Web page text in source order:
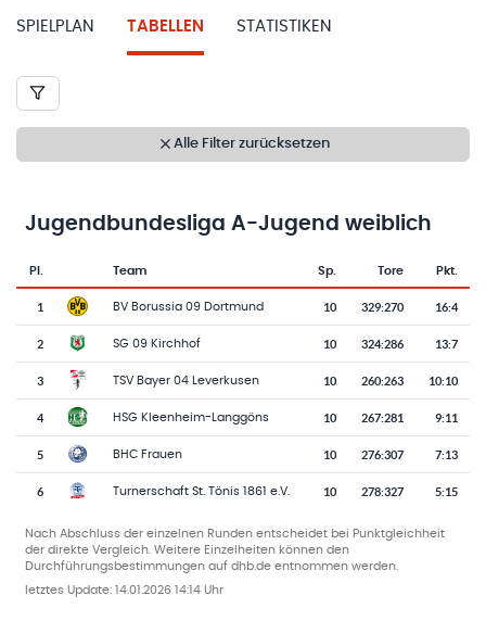
SPIELPLAN TABELLEN STATISTIKEN
Alle Filter zurücksetzen
Jugendbundesliga A-Jugend weiblich
Tabelle mit Vereinsplatzierungen, Spielen, Toren und Punkten
Pl.
Team-Logo
Team Sp. Tore Pkt.
1 BV Borussia 09 Dortmund 10 329:270 16:4
2 SG 09 Kirchhof 10 324:286 13:7
3 TSV Bayer 04 Leverkusen 10 260:263 10:10
4 HSG Kleenheim-Langgöns 10 267:281 9:11
5 BHC Frauen 10 276:307 7:13
6 Turnerschaft St. Tönis 1861 e.V. 10 278:327 5:15
Nach Abschluss der einzelnen Runden entscheidet bei Punktgleichheit
der direkte Vergleich. Weitere Einzelheiten können den
Durchführungsbestimmungen auf dhb.de entnommen werden.
letztes Update: 14.01.2026 14:14 Uhr